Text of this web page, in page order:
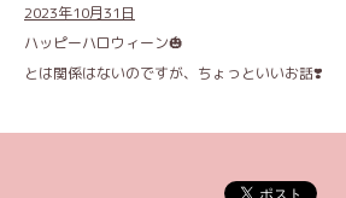
2023年10月31日
ハッピーハロウィーン🎃
とは関係はないのですが、ちょっといいお話❣️